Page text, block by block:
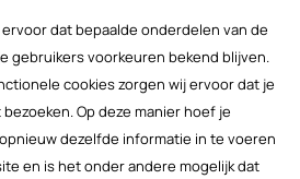
dat bepaalde onderdelen van de
gebruikers voorkeuren bekend blijven.
cookies zorgen wij ervoor dat je
Op deze manier hoef je
dezelfde informatie in te voeren
en is het onder andere mogelijk dat